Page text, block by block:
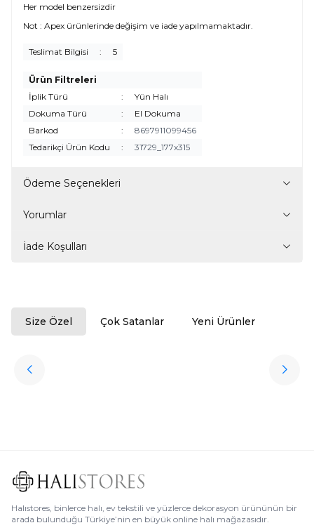
Her model benzersizdir
Not : Apex ürünlerinde değişim ve iade yapılmamaktadır.
Teslimat Bilgisi : 5
Ürün Filtreleri
İplik Türü
:
Yün Halı
Dokuma Türü
:
El Dokuma
Barkod
:
8697911099456
Tedarikçi Ürün Kodu
: 31729_177x315
Ödeme Seçenekleri
Yorumlar
İade Koşulları
Size Özel Çok Satanlar Yeni Ürünler
Favorilere Ekle
Halıstores
3.909,80
Halıstores, binlerce halı, ev tekstili ve yüzlerce dekorasyon ürününün bir
arada bulunduğu Türkiye’nin en büyük online halı mağazasıdır.